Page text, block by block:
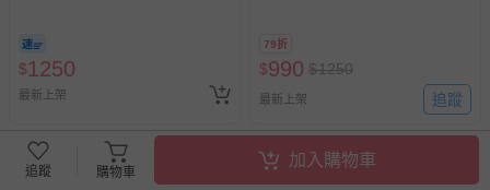
$1250
最新上架
79折
$990 $1250
最新上架 追蹤
追蹤 購物車
加入購物車